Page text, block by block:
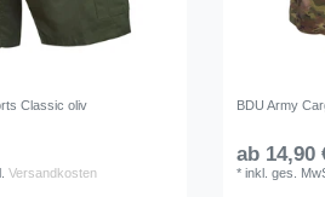
Classic oliv
Versandkosten
BDU Army
ab 14,90
*inkl. ges.